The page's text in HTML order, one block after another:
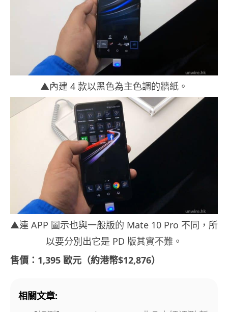
▲內建 4 款以黑色為主色調的牆紙。
▲連 APP 圖示也與一般版的 Mate 10 Pro 不同，所
以要分別出它是 PD 版其實不難。
售價：1,395 歐元（約港幣$12,876）
相關文章: